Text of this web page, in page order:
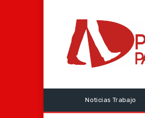
Noticias Trabajo